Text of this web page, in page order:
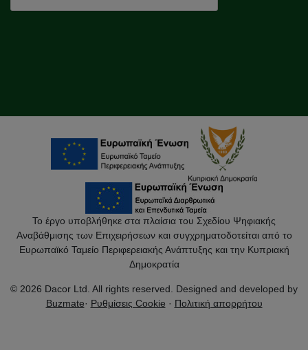
Το έργο υποβλήθηκε στα πλαίσια του Σχεδίου Ψηφιακής
Αναβάθμισης των Επιχειρήσεων και συγχρηματοδοτείται από το
Ευρωπαϊκό Ταμείο Περιφερειακής Ανάπτυξης και την Κυπριακή
Δημοκρατία
© 2026 Dacor Ltd. All rights reserved. Designed and developed by
Buzmate· Ρυθμίσεις Cookie · Πολιτική απορρήτου